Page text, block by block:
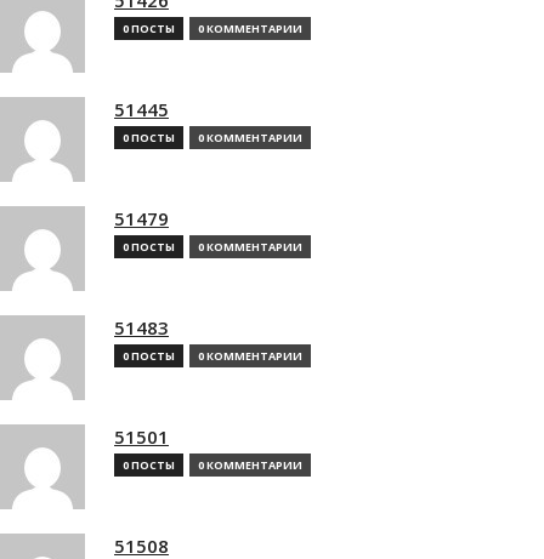
0 ПОСТЫ 0 КОММЕНТАРИИ
51445
0 ПОСТЫ 0 КОММЕНТАРИИ
51479
0 ПОСТЫ 0 КОММЕНТАРИИ
51483
0 ПОСТЫ 0 КОММЕНТАРИИ
51501
0 ПОСТЫ 0 КОММЕНТАРИИ
51508